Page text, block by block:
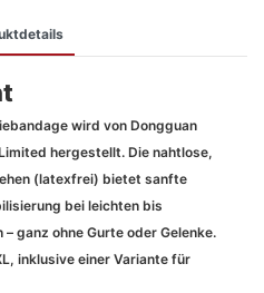
wird von Dongguan
hergestellt. Die nahtlose,
(latexfrei) bietet sanfte
bei leichten bis
ganz ohne Gurte oder Gelenke.
inklusive einer Variante für